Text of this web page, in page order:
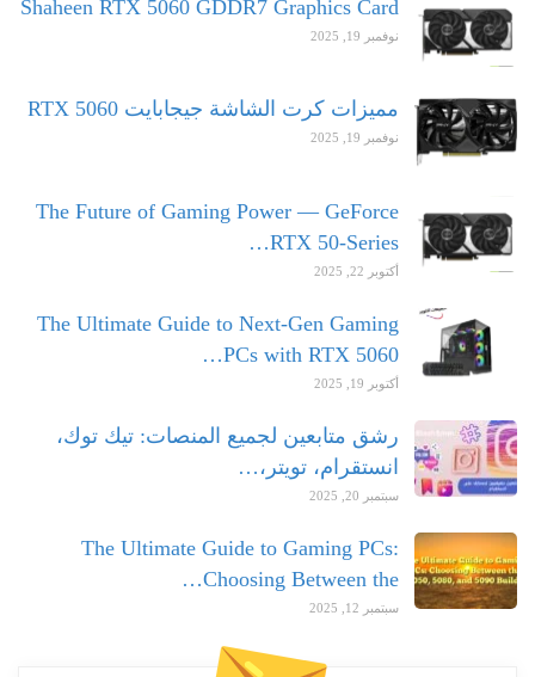
Shaheen RTX 5060 GDDR7 Graphics Card
نوفمبر 19, 2025
مميزات كرت الشاشة جيجابايت RTX 5060
نوفمبر 19, 2025
The Future of Gaming Power — GeForce
RTX 50-Series…
أكتوبر 22, 2025
The Ultimate Guide to Next-Gen Gaming
PCs with RTX 5060…
أكتوبر 19, 2025
رشق متابعين لجميع المنصات: تيك توك،
انستقرام، تويتر،…
سبتمبر 20, 2025
The Ultimate Guide to Gaming PCs:
Choosing Between the…
سبتمبر 12, 2025